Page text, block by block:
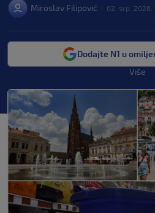
Miroslav Filipović 02. srp. 2026.
Dodajte N1 u
Više